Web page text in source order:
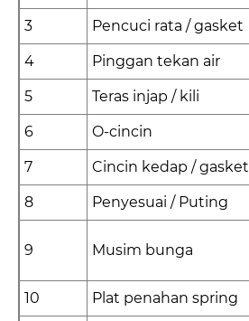
3 Pencuci rata / gasket
4 Pinggan tekan air
5 Teras injap / kili
6 O-cincin
7 Cincin kedap / gasket
8 Penyesuai / Puting
9 Musim bunga
10 Plat penahan spring